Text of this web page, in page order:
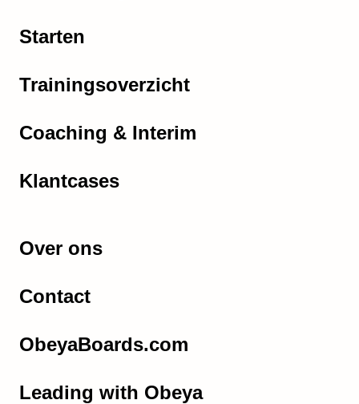
Starten
Trainingsoverzicht
Coaching & Interim
Klantcases
Over ons
Contact
ObeyaBoards.com
Leading with Obeya